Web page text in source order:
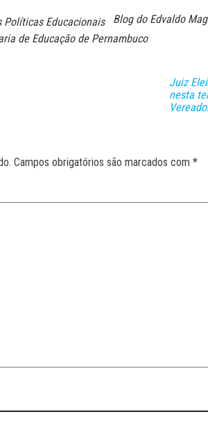
Educacionais Blog do Edvaldo
de Educação de Pernambuco
Juiz
nesta
Campos obrigatórios são marcados com *